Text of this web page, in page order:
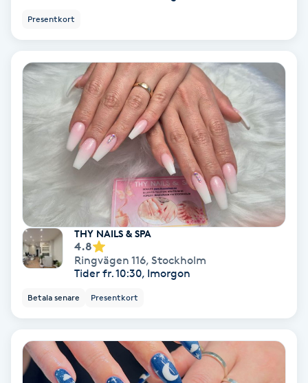
Fransförlängning Volym
Fransrengöring
Frekvensterapi
Friskvård
Friskvårdsmassage
Frisör
Föning
Presentkort
THY NAILS & SPA
4.8
Ringvägen 116, Stockholm
Tider fr. 10:30, Imorgon
Betala senare Presentkort